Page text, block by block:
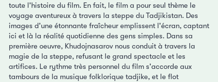
toute l'histoire du film. En fait, le film a pour seul thème le
voyage aventureux à travers la steppe du Tadjikistan. Des
images d'une étonnante fraîcheur emplissent l'écran, captant
ici et là la réalité quotidienne des gens simples. Dans sa
première oeuvre, Khudojnasarov nous conduit à travers la
magie de la steppe, refusant le grand spectacle et les
artifices. Le rythme très personnel du film s'accorde aux
tambours de la musique folklorique tadjike, et le flot